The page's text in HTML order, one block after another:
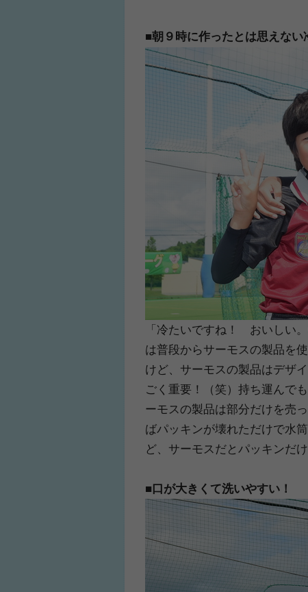
■朝９時に作ったとは思えない
「冷たいですね！ おいしい
は普段からサーモスの製品を
けど、サーモスの製品はデザ
ごく重要！（笑）持ち運んで
ーモスの製品は部分だけを売
ばパッキンが壊れただけで水
ど、サーモスだとパッキンだ
■口が大きくて洗いやすい！